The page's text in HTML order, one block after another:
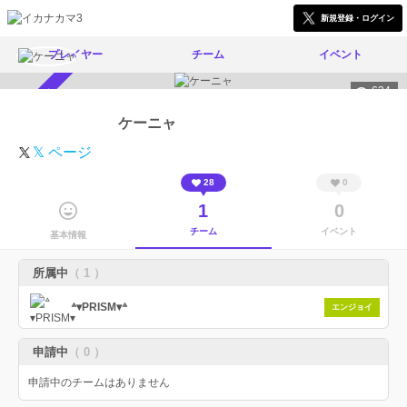
新規登録・ログイン
プレイヤー チーム イベント
634
ケーニャ
𝕏 ページ
基本情報
28
1
チーム
0
0
イベント
所属中 （ 1 ）
꒫▾PRISM▾꒫ エンジョイ
申請中 （ 0 ）
申請中のチームはありません